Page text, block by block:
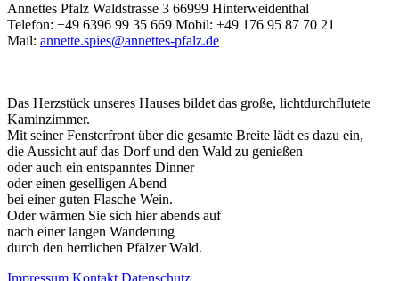
Annettes Pfalz Waldstrasse 3 66999 Hinterweidenthal
Telefon: +49 6396 99 35 669 Mobil: +49 176 95 87 70 21
Mail: annette.spies@annettes-pfalz.de
Das Herzstück unseres Hauses bildet das große, lichtdurchflutete
Kaminzimmer.
Mit seiner Fensterfront über die gesamte Breite lädt es dazu ein,
die Aussicht auf das Dorf und den Wald zu genießen –
oder auch ein entspanntes Dinner –
oder einen geselligen Abend
bei einer guten Flasche Wein.
Oder wärmen Sie sich hier abends auf
nach einer langen Wanderung
durch den herrlichen Pfälzer Wald.
Impressum Kontakt Datenschutz